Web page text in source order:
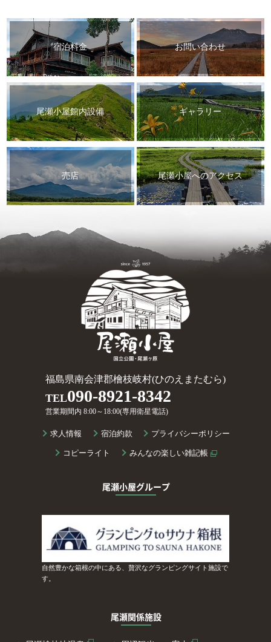
宿泊料金 お問い合わせ
尾瀬小屋館内設備 ギャラリー
売店 尾瀬小屋へのアクセス
福島県南会津郡檜枝岐村(ひのえまたむら)
TEL090-8921-8342
営業期間内 8:00～18:00(専用衛星電話)
求人情報 宿泊約款 プライバシーポリシー
コピーライト みんなの楽しい雑記帳
尾瀬小屋グループ
自然豊かな箱根の中にある、贅沢なグランピングサイト施設で
す。
尾瀬関係施設